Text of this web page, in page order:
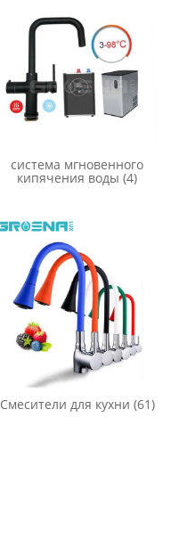
система мгновенного
кипячения воды (4)
Смесители для кухни (61)